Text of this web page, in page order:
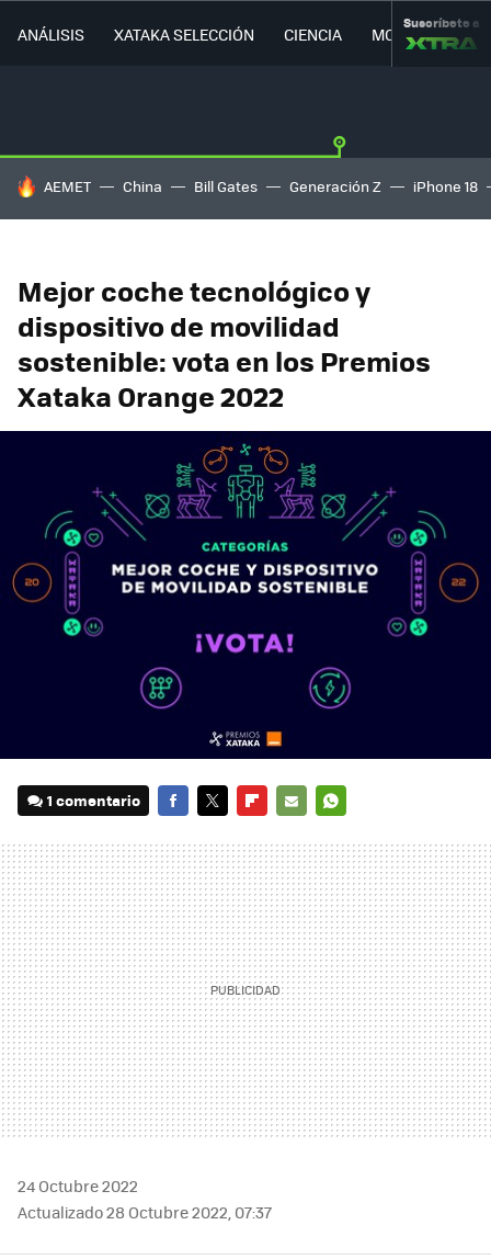
ANÁLISIS XATAKA SELECCIÓN CIENCIA MOVILIDAD
Suscríbete a
HOY SE HABLA DE
AEMET China Bill Gates Generación Z iPhone 18
Mejor coche tecnológico y
dispositivo de movilidad
sostenible: vota en los Premios
Xataka Orange 2022
1 comentario
MAIL
24 Octubre 2022
Actualizado 28 Octubre 2022, 07:37